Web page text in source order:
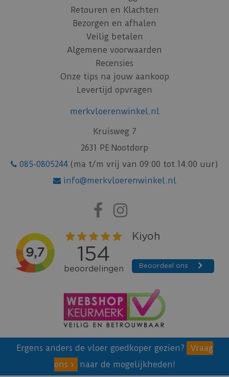
Retouren en Klachten
Bezorgen en afhalen
Veilig betalen
Algemene voorwaarden
Recensies
Onze tips na jouw aankoop
Levertijd opvragen
merkvloerenwinkel.nl
Kruisweg 7
2631 PE Nootdorp
085-0805244 (ma t/m vrij van 09:00 tot 14:00 uur)
info@merkvloerenwinkel.nl
Ergens anders de vloer goedkoper gezien?
Vraag
ons
naar de mogelijkheden!